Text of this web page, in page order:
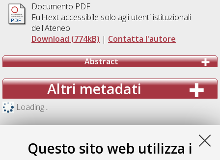
Questo sito web utilizza i
Documento PDF
Full-text accessibile solo agli utenti istituzionali
dell'Ateneo
Download (774kB) | Contatta l'autore
Abstract
Altri metadati
Loading...